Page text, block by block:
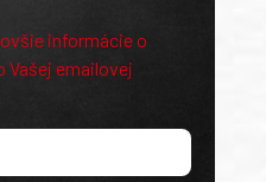
informácie o
Vašej emailovej